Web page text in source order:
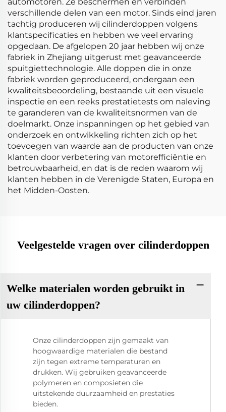
verschillende delen van een motor. Sinds eind jaren
tachtig produceren wij cilinderdoppen volgens
klantspecificaties en hebben we veel ervaring
opgedaan. De afgelopen 20 jaar hebben wij onze
fabriek in Zhejiang uitgerust met geavanceerde
spuitgiettechnologie. Alle doppen die in onze
fabriek worden geproduceerd, ondergaan een
kwaliteitsbeoordeling, bestaande uit een visuele
inspectie en een reeks prestatietests om naleving
te garanderen van de kwaliteitsnormen van de
doelmarkt. Onze inspanningen op het gebied van
onderzoek en ontwikkeling richten zich op het
toevoegen van waarde aan de producten van onze
klanten door verbetering van motorefficiëntie en
betrouwbaarheid, en dat is de reden waarom wij
klanten hebben in de Verenigde Staten, Europa en
het Midden-Oosten.
Veelgestelde vragen over cilinderdoppen
Welke materialen worden gebruikt in
uw cilinderdoppen?
Onze cilinderdoppen zijn gemaakt van
hoogwaardige materialen die bestand
zijn tegen extreme temperaturen en
drukken. Wij gebruiken geavanceerde
polymeren en composieten die
uitstekende duurzaamheid en prestaties
bieden.